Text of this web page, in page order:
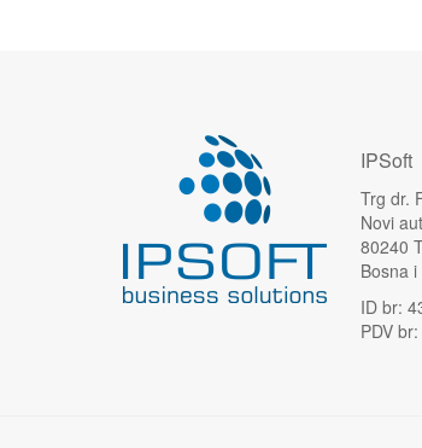
IPSoft
Trg dr.
Novi
80240
Bosna
ID br:
PDV